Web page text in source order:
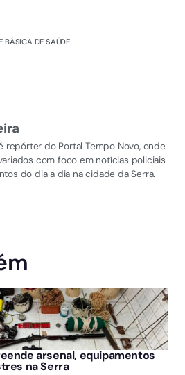
BÁSICA DE SAÚDE
repórter do Portal Tempo Novo, onde
com foco em notícias policiais
do dia a dia na cidade da Serra.
arsenal, equipamentos
na Serra